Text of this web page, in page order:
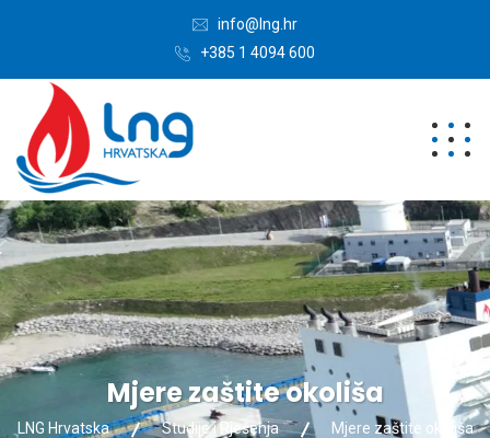
info@lng.hr
+385 1 4094 600
Mjere zaštite okoliša
LNG Hrvatska Studije i Rješenja Mjere zaštite okoliša